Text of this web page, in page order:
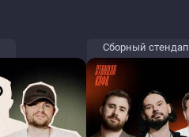
Сборный стендап